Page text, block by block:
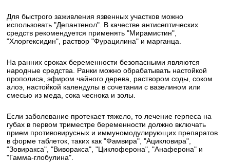
Для быстрого заживления язвенных участков можно
использовать "Депантенол". В качестве антисептических
средств рекомендуется применять "Мирамистин",
"Хлоргексидин", раствор "Фурацилина" и марганца.
На ранних сроках беременности безопасными являются
народные средства. Ранки можно обрабатывать настойкой
прополиса, эфиром чайного дерева, раствором соды, соком
алоэ, настойкой календулы в сочетании с вазелином или
смесью из меда, сока чеснока и золы.
Если заболевание протекает тяжело, то лечение герпеса на
губах в первом триместре беременности должно включать
прием противовирусных и иммуномодулирующих препаратов
в форме таблеток, таких как "Фамвира", "Ацикловира",
"Зовиракса", "Виворакса", "Циклоферона", "Анаферона" и
"Гамма-глобулина".